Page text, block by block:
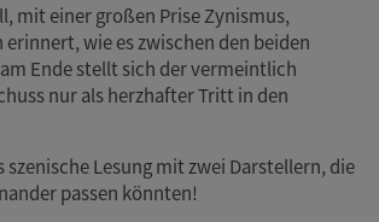
mit einer großen Prise Zynismus,
erinnert, wie es zwischen den beiden
Ende stellt sich der vermeintlich
nur als herzhafter Tritt in den
szenische Lesung mit zwei Darstellern, die
passen könnten!